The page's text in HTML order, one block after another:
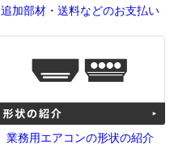
追加部材・送料などのお支払い
業務用エアコンの形状の紹介